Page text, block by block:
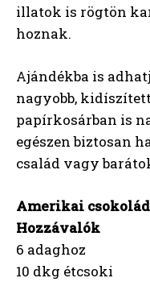
illatok is rögtön
hoznak.
Ajándékba is
nagyobb,
papírkosárban is
egészen biztosan
család vagy
Amerikai
Hozzávalók
6 adaghoz
10 dkg étcsoki